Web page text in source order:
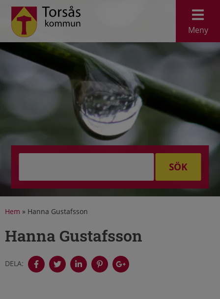
Meny
SÖK
Hem » Hanna Gustafsson
Hanna Gustafsson
DELA: